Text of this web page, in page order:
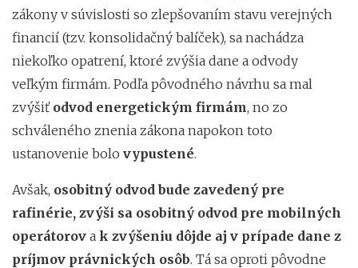
zákony v súvislosti so zlepšovaním stavu verejných
financií (tzv. konsolidačný balíček), sa nachádza
niekoľko opatrení, ktoré zvýšia dane a odvody
veľkým firmám. Podľa pôvodného návrhu sa mal
zvýšiť odvod energetickým firmám, no zo
schváleného znenia zákona napokon toto
ustanovenie bolo vypustené.
Avšak, osobitný odvod bude zavedený pre
rafinérie, zvýši sa osobitný odvod pre mobilných
operátorov a k zvýšeniu dôjde aj v prípade dane z
príjmov právnických osôb. Tá sa oproti pôvodne